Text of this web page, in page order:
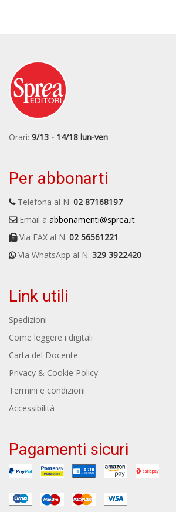
Orari: 9/13 - 14/18 lun-ven
Per abbonarti
Telefona al N. 02 87168197
Email a abbonamenti@sprea.it
Via FAX al N. 02 56561221
Via WhatsApp al N. 329 3922420
Link utili
Spedizioni
Come leggere i digitali
Carta del Docente
Privacy & Cookie Policy
Termini e condizioni
Accessibilità
Pagamenti sicuri